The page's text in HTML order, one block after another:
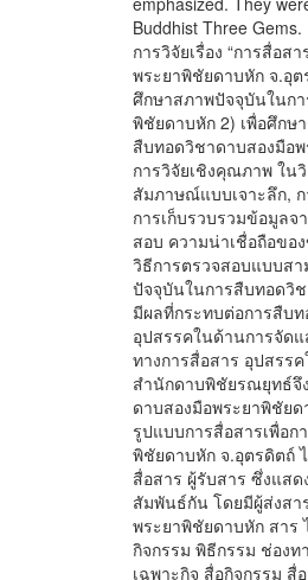
Buddhist Three Gems.
การวิจัยเรื่อง “การสื่อส
พระยาพิชัยดาบหัก จ.อุต
ศึกษาสภาพปัจจุบันในก
พิชัยดาบหัก 2) เพื่อศึกษ
สืบทอดวิชาดาบสองมือ
การวิจัยเชิงคุณภาพ ใน
สัมภาษณ์แบบเจาะลึก,
การเก็บรวบรวมข้อมูลจ
สอบ ความน่าเชื่อถือขอ
วิธีการตรวจสอบแบบส
ปัจจุบันในการสืบทอดวิ
มีผลที่กระทบต่อการสืบ
อุปสรรคในด้านการจัด
ทางการสื่อสาร อุปสรร
สำนักดาบพิชัยรณยุทธ์จึ
ดาบสองมือพระยาพิชัย
รูปแบบการสื่อสารเพื่อ
พิชัยดาบหัก จ.อุตรดิตถ์
สื่อสาร ผู้รับสาร ซึ่งแส
สัมพันธ์กัน โดยมีผู้ส่งสา
พระยาพิชัยดาบหัก สาร
กิจกรรม พิธีกรรม ช่อง
เฉพาะกิจ สื่อกิจกรรม สื่